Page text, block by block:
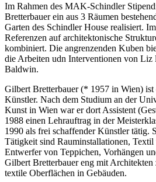
Im Rahmen des MAK-Schindler
Bretterbauer ein aus 3 Räumen
Garten des Schindler House realisiert.
Referenzen auf architektonische
kombiniert. Die angrenzenden Kuben
die Arbeiten udn Interventionen von Liz
Baldwin.
Gilbert Bretterbauer (* 1957 in Wien) ist
Künstler. Nach dem Studium an der
Kunst in Wien war er dort Assistent
1988 einen Lehrauftrag in der
1990 als frei schaffender Künstler tätig.
Tätigkeit sind Rauminstallationen, Textil
Entwerfer von Teppichen, Vorhängen
Gilbert Bretterbauer eng mit Architekten
textile Oberflächen in Gebäuden.